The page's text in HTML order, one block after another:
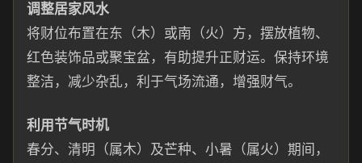
调整居家风水
将财位布置在东（木）或南（火）方，摆放植物、
红色装饰品或聚宝盆，有助提升正财运。保持环境
整洁，减少杂乱，利于气场流通，增强财气。
利用节气时机
春分、清明（属木）及芒种、小暑（属火）期间，